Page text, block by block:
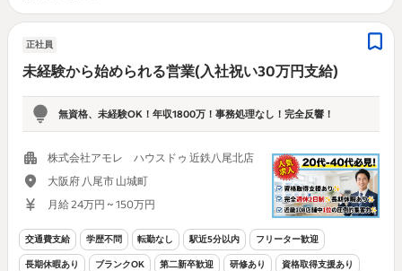
正社員
未経験から始められる営業(入社祝い30万円支給)
無資格、未経験OK！年収1800万！事務処理なし！完全反響！
株式会社アモレ ハウスドゥ 近鉄八尾北店
大阪府 八尾市 山城町
月給 24万円 ~ 150万円
交通費支給 学歴不問 転勤なし 駅近5分以内 フリーター歓迎
長期休暇あり ブランクOK 第二新卒歓迎 研修あり 資格取得支援あり